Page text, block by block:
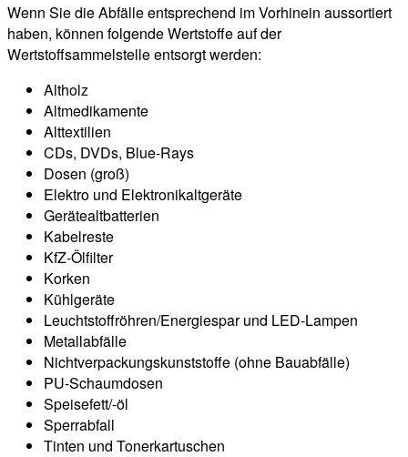
Wenn Sie die Abfälle entsprechend im Vorhinein aussortiert
haben, können folgende Wertstoffe auf der
Wertstoffsammelstelle entsorgt werden:
Altholz
Altmedikamente
Alttextilien
CDs, DVDs, Blue-Rays
Dosen (groß)
Elektro und Elektronikaltgeräte
Gerätealtbatterien
Kabelreste
KfZ-Ölfilter
Korken
Kühlgeräte
Leuchtstoffröhren/Energiespar und LED-Lampen
Metallabfälle
Nichtverpackungskunststoffe (ohne Bauabfälle)
PU-Schaumdosen
Speisefett/-öl
Sperrabfall
Tinten und Tonerkartuschen